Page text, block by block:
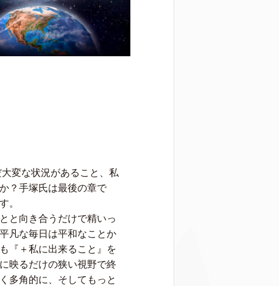
変な状況があること、私
？手塚氏は最後の章で
。
と向き合うだけで精いっ
凡な毎日は平和なことか
『＋私に出来ること』を
映るだけの狭い視野で終
多角的に、そしてもっと